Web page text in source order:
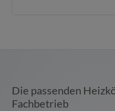
Die passenden
Fachbetrieb